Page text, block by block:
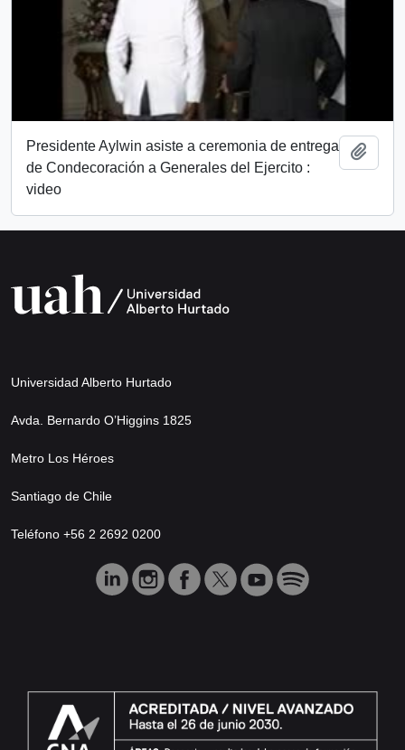
Presidente Aylwin asiste a ceremonia de entrega
de Condecoración a Generales del Ejercito :
video
Universidad Alberto Hurtado
Avda. Bernardo O’Higgins 1825
Metro Los Héroes
Santiago de Chile
Teléfono +56 2 2692 0200